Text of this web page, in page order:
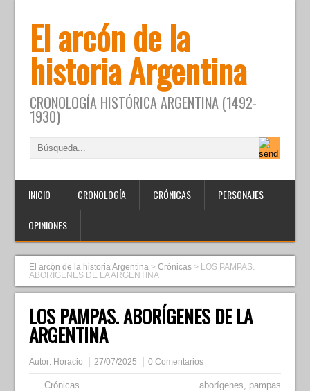
El arcón de la
historia Argentina
CRONOLOGÍA HISTÓRICA ARGENTINA (1492-
1930)
INICIO CRONOLOGÍA CRÓNICAS PERSONAJES
OPINIONES
El arcón de la historia Argentina >Crónicas > LOS PAMPAS.
ABORÍGENES DE LA ARGENTINA
LOS PAMPAS. ABORÍGENES DE LA
ARGENTINA
Autor: Horacio 27/07/2025 0 Comentarios
Crónicas aborígenes, pampas